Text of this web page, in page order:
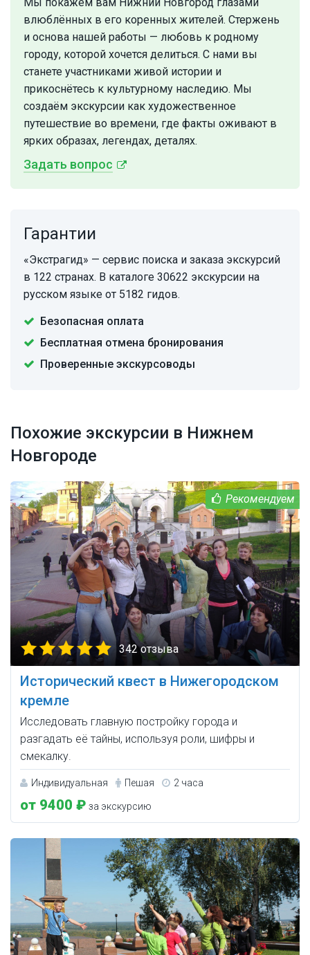
влюблённых в его коренных жителей. Стержень
и основа нашей работы — любовь к родному
городу, которой хочется делиться. С нами вы
станете участниками живой истории и
прикоснётесь к культурному наследию. Мы
создаём экскурсии как художественное
путешествие во времени, где факты оживают в
ярких образах, легендах, деталях.
Задать вопрос
Гарантии
«Экстрагид» — сервис поиска и заказа экскурсий
в 122 странах. В каталоге 30622 экскурсии на
русском языке от 5182 гидов.
Безопасная оплата
Бесплатная отмена бронирования
Проверенные экскурсоводы
Похожие экскурсии в Нижнем
Новгороде
342 отзыва
Исторический квест в Нижегородском
кремле
Исследовать главную постройку города и
разгадать её тайны, используя роли, шифры и
смекалку.
Индивидуальная Пешая 2 часа
от 9400 ₽ за экскурсию